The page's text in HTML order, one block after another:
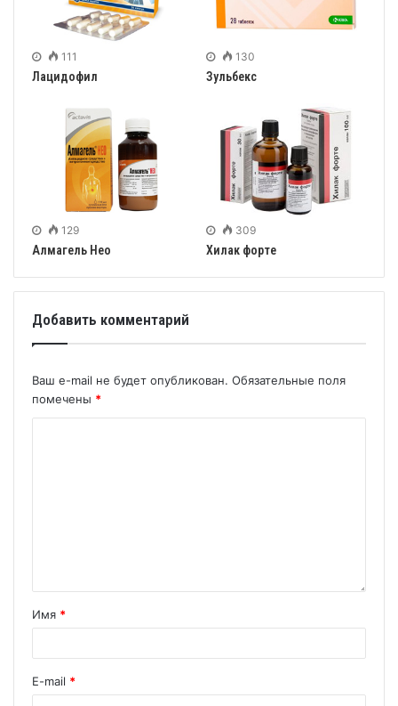
111
Лацидофил
130
Зульбекс
129
Алмагель Нео
309
Хилак форте
Добавить комментарий
Ваш e-mail не будет опубликован. Обязательные поля
помечены *
Имя *
E-mail *